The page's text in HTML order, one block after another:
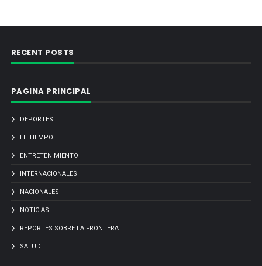
RECENT POSTS
PAGINA PRINCIPAL
DEPORTES
EL TIEMPO
ENTRETENIMIENTO
INTERNACIONALES
NACIONALES
NOTICIAS
REPORTES SOBRE LA FRONTERA
SALUD